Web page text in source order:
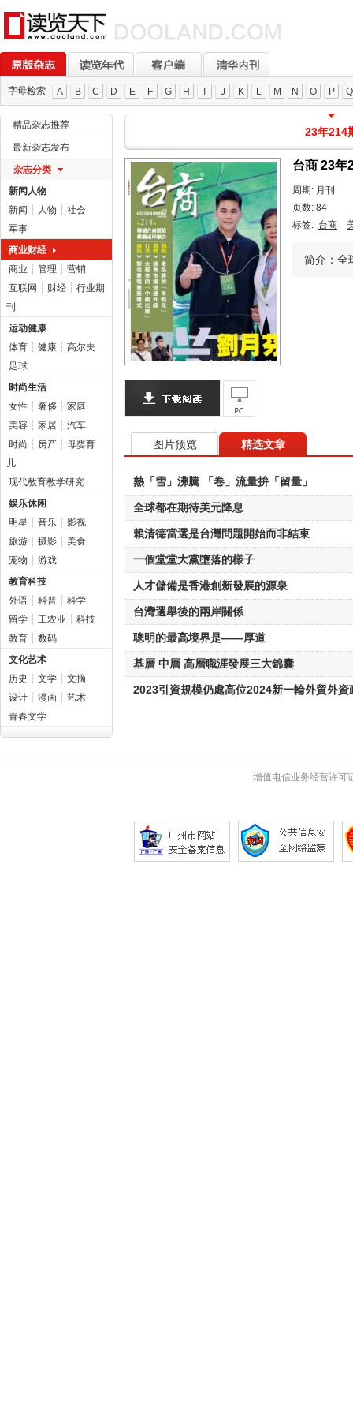
字母检索 A B C D E F G H J K L M N O P Q
精品杂志推荐
最新杂志发布
杂志分类
新闻人物
新闻 ┆ 人物 ┆ 社会
军事
商业财经
商业 ┆ 管理 ┆ 营销
互联网 ┆ 财经 ┆ 行业期
刊
运动健康
体育 ┆ 健康 ┆ 高尔夫
足球
时尚生活
女性 ┆ 奢侈 ┆ 家庭
美容 ┆ 家居 ┆ 汽车
时尚 ┆ 房产 ┆ 母婴育
儿
现代教育教学研究
娱乐休闲
明星 ┆ 音乐 ┆ 影视
旅游 ┆ 摄影 ┆ 美食
宠物 ┆ 游戏
教育科技
外语 ┆ 科普 ┆ 科学
留学 ┆ 工农业 ┆ 科技
教育 ┆ 数码
文化艺术
历史 ┆ 文学 ┆ 文摘
设计 ┆ 漫画 ┆ 艺术
青春文学
23年214
台商 23年
周期: 月刊
页数: 84
标签: 台商
简介：全
图片预览 精选文章
熱「雪」沸騰 「卷」流量拚「留量」
全球都在期待美元降息
賴清德當選是台灣問題開始而非結束
一個堂堂大黨墮落的樣子
人才儲備是香港創新發展的源泉
台灣選舉後的兩岸關係
聰明的最高境界是——厚道
基層 中層 高層職涯發展三大錦囊
2023引資規模仍處高位2024新一輪外貿外資
增值电信业务经营许